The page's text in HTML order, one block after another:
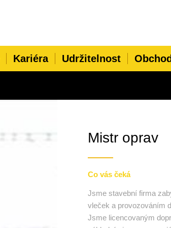
Kariéra Udržitelnost
Mistr oprav
Co vás čeká
Jsme stavební firma
vleček a provozováním
Jsme licencovaným